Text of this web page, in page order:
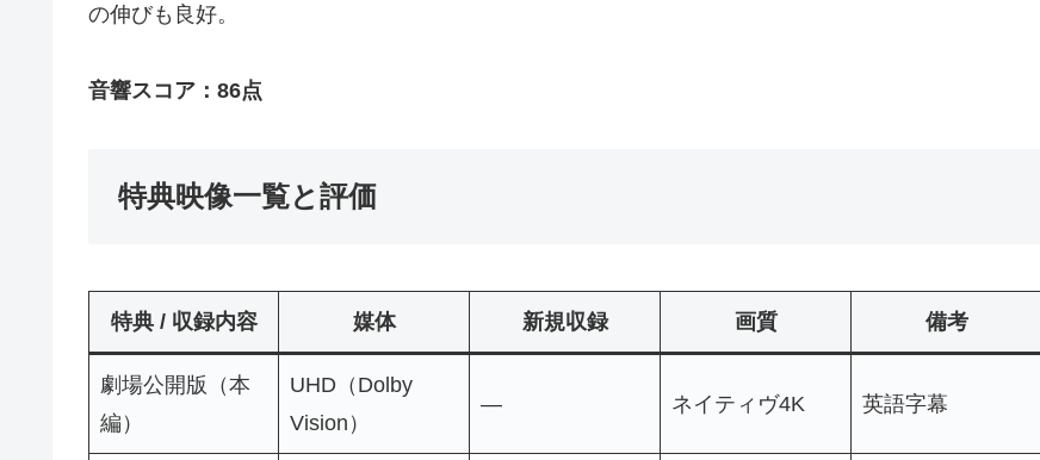
の伸びも良好。
音響スコア：86点
特典映像一覧と評価
特典 / 収録内容 媒体 新規収録 画質 備考
劇場公開版（本
編）
UHD（Dolby
Vision）
— ネイティヴ4K 英語字幕